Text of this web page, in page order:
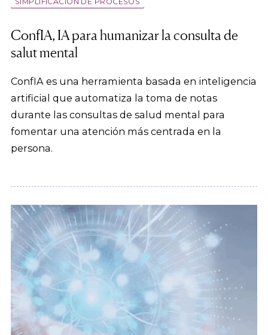
ConfIA, IA para humanizar la consulta de
salut mental
ConfIA es una herramienta basada en inteligencia
artificial que automatiza la toma de notas
durante las consultas de salud mental para
fomentar una atención más centrada en la
persona.